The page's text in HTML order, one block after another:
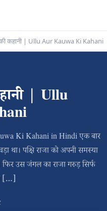
कहानी | Ullu Aur Kauwa Ki Kahani
| Ullu
Ki Kahani in Hindi एक बार
था। पक्षि राजा को अपनी समस्या
उस जंगल का राजा गरुड़ सिर्फ
[…]